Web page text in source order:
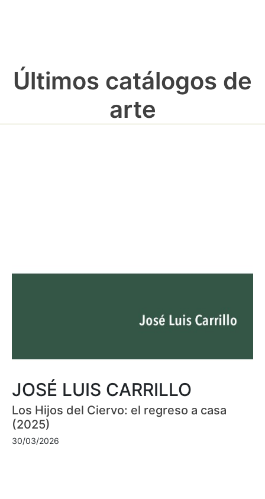
Últimos catálogos de
arte
JOSÉ LUIS CARRILLO
Los Hijos del Ciervo: el regreso a casa
(2025)
30/03/2026